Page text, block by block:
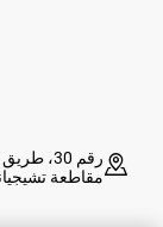
رقم 30،
مقاطعة